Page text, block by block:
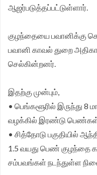
ஆஜர்படுத்தப்பட்டுள்ளார்.
குழந்தையை பவானிக்கு
பவானி காவல் துறை
செல்கின்றனர்.
இதற்கு முன்பும்,
• பெங்களூரில் இருந்து
வழக்கில் இரண்டு பெண்கள்
• சித்தோடு பகுதியில்
1.5 வயது பெண் குழந்தை
சம்பவங்கள் நடந்துள்ள